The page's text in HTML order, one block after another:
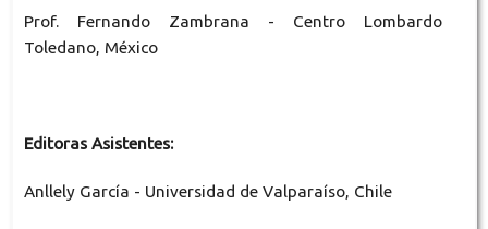
Prof. Fernando Zambrana - Centro Lombardo
Toledano, México
Editoras Asistentes:
Anllely García - Universidad de Valparaíso, Chile